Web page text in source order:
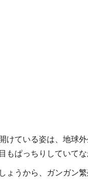
けている姿は、地球
もぱっちりしていて
ょうから、ガンガン